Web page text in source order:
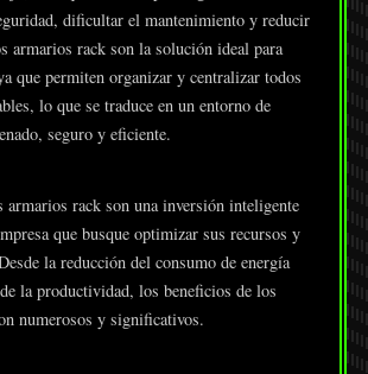
dificultar el mantenimiento y reducir
armarios rack son la solución ideal para
que permiten organizar y centralizar todos
lo que se traduce en un entorno de
seguro y eficiente.
armarios rack son una inversión inteligente
que busque optimizar sus recursos y
la reducción del consumo de energía
la productividad, los beneficios de los
numerosos y significativos.